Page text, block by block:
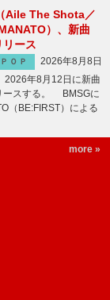
Aile The Shota／
）、新曲
リース
ＯＰ
2026年8月8日
年8月12日に新曲
ースする。 BMSGに
（BE:FIRST）による
more »